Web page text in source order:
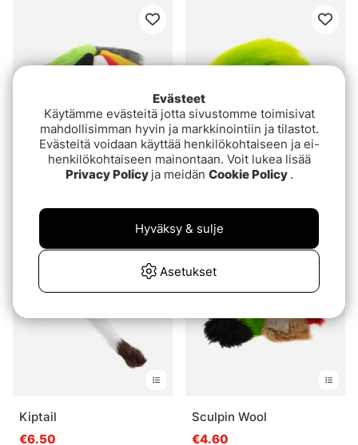
(4)2.0 5:sta tähdestä
€5.60
Sculpin Wool - Fluo
Kiptail
€6.50
Sculpin Wool
€4.60
Evästeet
Käytämme evästeitä jotta sivustomme toimisivat
mahdollisimman hyvin ja markkinointiin ja tilastot.
Evästeitä voidaan käyttää henkilökohtaiseen ja ei-
henkilökohtaiseen mainontaan. Voit lukea lisää
Privacy Policy ja meidän Cookie Policy .
Asetukset
Hyväksy & sulje